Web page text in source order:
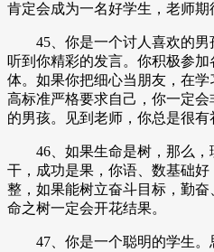
肯定会成为一名好学生，老师期
45、你是一个讨人喜欢的男
听到你精彩的发言。你积极参
体。如果你把细心当朋友，在
高标准严格要求自己，你一定
的男孩。见到老师，你总是很有
46、如果生命是树，那么，
干，成功是果，你语、数基础
整，如果能树立奋斗目标，勤
命之树一定会开花结果。
47、你是一个聪明的学生。